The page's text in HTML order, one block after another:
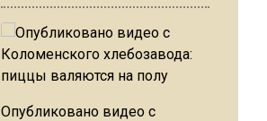
Опубликовано видео с